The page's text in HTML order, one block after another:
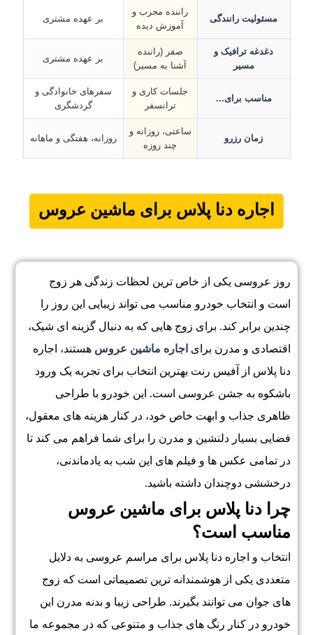
مسئولیت رانندگی
راننده مجرب و
آموزش دیده
بر عهده مشتری
دغدغه ترافیک و
مسیر
صفر (راننده
آشنا به مسیر)
بر عهده مشتری
مناسب برای...
جلسات کاری و
ترانسفر
سفرهای خانوادگی و
گردشگری
زمان رزرو
ساعتی، روزانه و
چند روزه
روزانه، هفتگی و ماهانه
اجاره دنا پلاس برای ماشین عروس
روز عروسی یکی از خاص ترین لحظات زندگی هر زوج
است و انتخاب خودرو مناسب می تواند زیبایی این روز را
چندین برابر کند. برای زوج هایی که به دنبال گزینه ای شیک،
اقتصادی و مدرن برای اجاره ماشین عروس هستند، اجاره
دنا پلاس از آفیس رنت بهترین انتخاب برای تجربه یک ورود
باشکوه به جشن عروسی است. این خودرو با طراحی
ظاهری جذاب و ابهت خاص خود، در کنار هزینه های معقول،
فضایی بسیار دلنشین و مدرن را برای شما فراهم می کند تا
در تمامی عکس ها و فیلم های این شب به یادماندنی،
درخششی دوچندان داشته باشید.
چرا دنا پلاس برای ماشین عروس
مناسب است؟
انتخاب و اجاره دنا پلاس برای مراسم عروسی به دلایل
متعددی یکی از هوشمندانه ترین تصمیماتی است که زوج
های جوان می توانند بگیرند. طراحی زیبا و بدنه مدرن این
خودرو در کنار رنگ های جذاب و متنوعی که در مجموعه ما